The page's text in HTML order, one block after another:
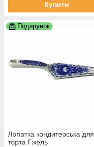
Купити
Подарунок
Лопатка кондитерська для
торта Гжель